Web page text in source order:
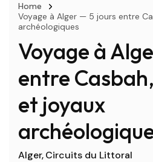
Home
Voyage à Alger — 5 jours entre
archéologiques
Voyage à
entre
et joyaux
Alger Circuits du Littoral